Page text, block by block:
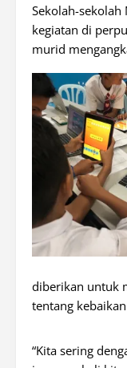
Sekolah-
kegiatan di
murid
diberikan untuk
tentang
“Kita sering